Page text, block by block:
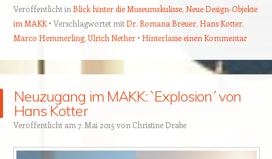
Veröffentlicht inBlick hinter die Museumskulisse, Neue Design-Objekte
im MAKK
Verschlagwortet mitDr. Romana Breuer, Hans Kotter,
Marco Hemmerling,Ulrich Nether Hinterlasse einen Kommentar
Neuzugang im MAKK: `Explosion´ von
Hans Kotter
Veröffentlicht am7. Mai 2015 von Christine Drabe